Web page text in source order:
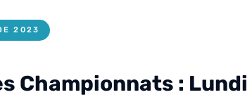
2023
Championnats :